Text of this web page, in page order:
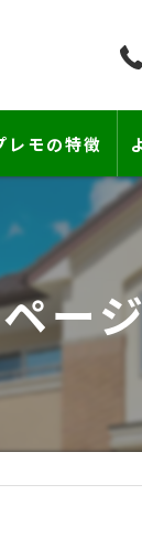
のカビ
天井結露クレー
レモの特徴
床下のカビ
築中のカビ
コンクリートのカビ
水事故のカビ
雨漏りによるカビ
屋の除菌消臭
ー